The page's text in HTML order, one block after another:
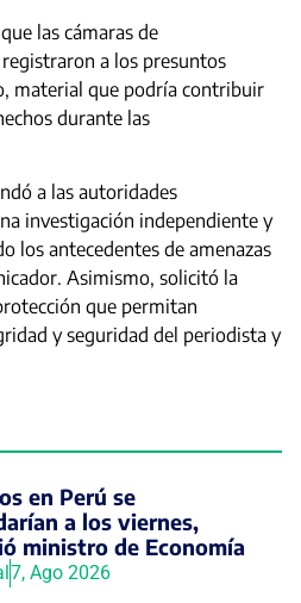
en Perú se
a los viernes,
ministro de Economía
7, Ago 2026
las cámaras de
a los presuntos
material que podría contribuir
durante las
a las autoridades
investigación independiente y
los antecedentes de amenazas
Asimismo, solicitó la
que permitan
y seguridad del periodista y